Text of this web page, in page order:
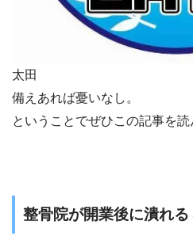
太田
備えあれば憂いなし。
ということでぜひこの記事を読
整骨院が開業後に潰れ